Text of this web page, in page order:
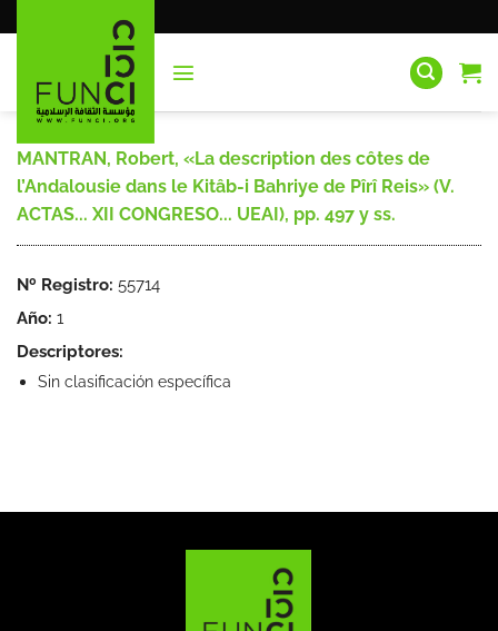
al
MANTRAN, Robert, «La description des côtes de
l’Andalousie dans le Kitâb-i Bahriye de Pîrî Reis» (V.
ACTAS... XII CONGRESO... UEAI), pp. 497 y ss.
Nº Registro: 55714
Año: 1
Descriptores:
Sin clasificación específica